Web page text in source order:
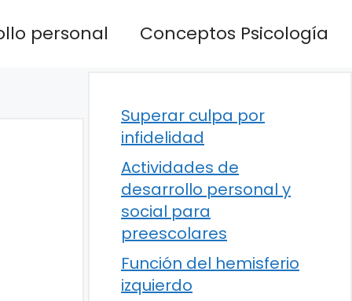
personal Conceptos Psicología
Superar culpa por
infidelidad
Actividades de
desarrollo personal y
social para
preescolares
Función del hemisferio
izquierdo